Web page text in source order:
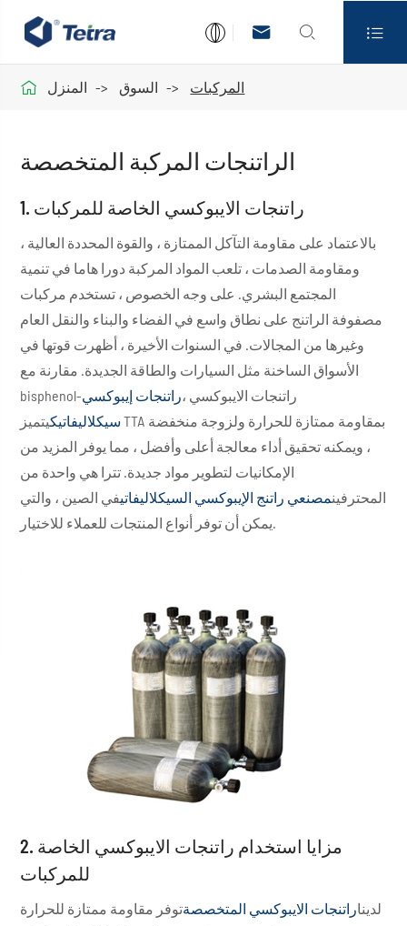
  
 المنزل السوق المركبات
الراتنجات المركبة المتخصصة
1. راتنجات الايبوكسي الخاصة للمركبات
بالاعتماد على مقاومة التآكل الممتازة ، والقوة المحددة العالية ،
ومقاومة الصدمات ، تلعب المواد المركبة دورا هاما في تنمية
المجتمع البشري. على وجه الخصوص ، تستخدم مركبات
مصفوفة الراتنج على نطاق واسع في الفضاء والبناء والنقل العام
وغيرها من المجالات. في السنوات الأخيرة ، أظهرت قوتها في
الأسواق الساخنة مثل السيارات والطاقة الجديدة. مقارنة مع
bisphenol-راتنجات الايبوكسي ،راتنجات إيبوكسي
سيكلاليفاتيكيتميز TTA بمقاومة ممتازة للحرارة ولزوجة منخفضة
، ويمكنه تحقيق أداء معالجة أعلى وأفضل ، مما يوفر المزيد من
الإمكانيات لتطوير مواد جديدة. تترا هي واحدة من
المحترفينمصنعي راتنج الإيبوكسي السيكلاليفاتيفي الصين ، والتي
يمكن أن توفر أنواع المنتجات للعملاء للاختيار.
2. مزايا استخدام راتنجات الايبوكسي الخاصة
للمركبات
لديناراتنجات الايبوكسي المتخصصةتوفر مقاومة ممتازة للحرارة